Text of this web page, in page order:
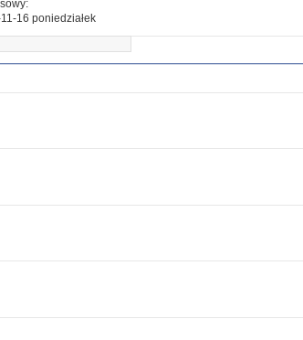
16 poniedziałek